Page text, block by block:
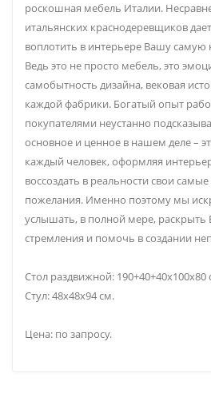
роскошная мебель Италии.
итальянских краснодеревщиков
воплотить в интерьере Вашу самую
Ведь это не просто мебель, это
самобытность дизайна, вековая
каждой фабрики. Богатый опыт
покупателями неустанно
основное и ценное в нашем деле –
каждый человек, оформляя
воссоздать в реальности свои
пожелания. Именно поэтому мы
услышать, в полной мере, раскрыть
стремления и помочь в создании
Стол раздвижной: 190+40+40х100х80
Стул: 48х48х94 см.
Цена: по запросу.